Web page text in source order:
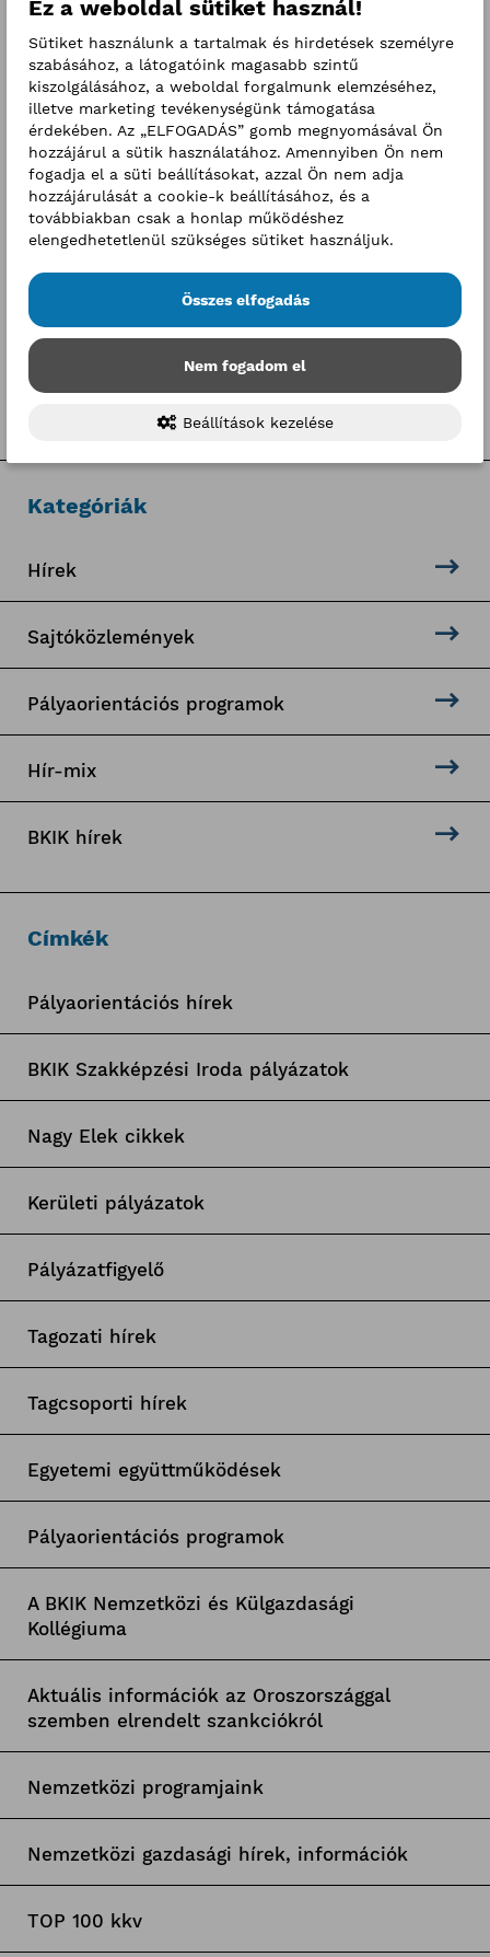
Események
2026. augusztus
h
k sz cs p sz
v
27
28 29 30 31 1
3 4 5 6 7
19 20 21
31 1 2 3 4 5 6
Kategóriák
Hírek
Sajtóközlemények
Pályaorientációs programok
Hír-mix
BKIK hírek
Címkék
Pályaorientációs hírek
BKIK Szakképzési Iroda pályázatok
Nagy Elek cikkek
Kerületi pályázatok
Pályázatfigyelő
Tagozati hírek
Tagcsoporti hírek
Egyetemi együttműködések
Pályaorientációs programok
A BKIK Nemzetközi és Külgazdasági
Kollégiuma
Aktuális információk az Oroszországgal
szemben elrendelt szankciókról
Nemzetközi programjaink
Nemzetközi gazdasági hírek, információk
TOP 100 kkv
Ez a weboldal sütiket használ!
Sütiket használunk a tartalmak és hirdetések személyre
szabásához, a látogatóink magasabb szintű
kiszolgálásához, a weboldal forgalmunk elemzéséhez,
illetve marketing tevékenységünk támogatása
érdekében. Az „ELFOGADÁS” gomb megnyomásával Ön
hozzájárul a sütik használatához. Amennyiben Ön nem
fogadja el a süti beállításokat, azzal Ön nem adja
hozzájárulását a cookie-k beállításához, és a
továbbiakban csak a honlap működéshez
elengedhetetlenül szükséges sütiket használjuk.
Összes elfogadás
Nem fogadom el
Beállítások kezelése